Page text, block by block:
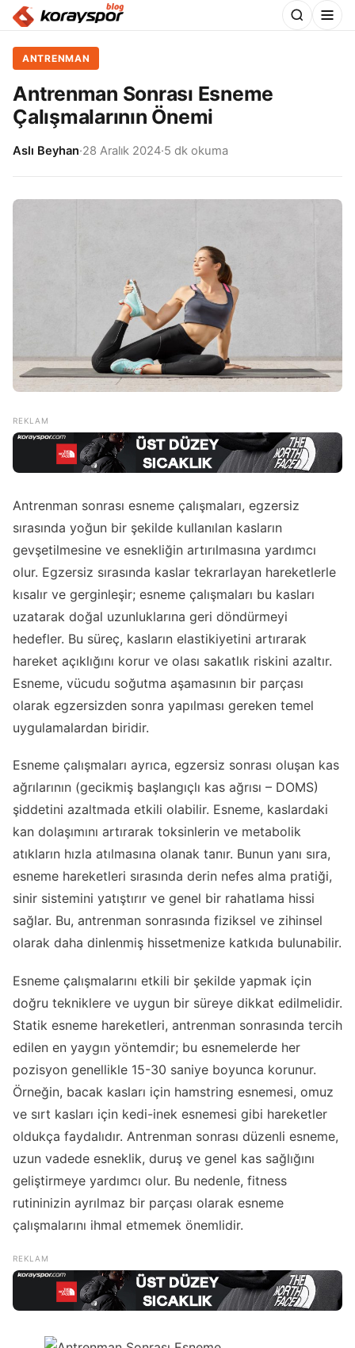
ANTRENMAN
Antrenman Sonrası Esneme
Çalışmalarının Önemi
Aslı Beyhan·28 Aralık 2024·5 dk okuma
Antrenman sonrası esneme çalışmaları, egzersiz
sırasında yoğun bir şekilde kullanılan kasların
gevşetilmesine ve esnekliğin artırılmasına yardımcı
olur. Egzersiz sırasında kaslar tekrarlayan hareketlerle
kısalır ve gerginleşir; esneme çalışmaları bu kasları
uzatarak doğal uzunluklarına geri döndürmeyi
hedefler. Bu süreç, kasların elastikiyetini artırarak
hareket açıklığını korur ve olası sakatlık riskini azaltır.
Esneme, vücudu soğutma aşamasının bir parçası
olarak egzersizden sonra yapılması gereken temel
uygulamalardan biridir.
Esneme çalışmaları ayrıca, egzersiz sonrası oluşan kas
ağrılarının (gecikmiş başlangıçlı kas ağrısı – DOMS)
şiddetini azaltmada etkili olabilir. Esneme, kaslardaki
kan dolaşımını artırarak toksinlerin ve metabolik
atıkların hızla atılmasına olanak tanır. Bunun yanı sıra,
esneme hareketleri sırasında derin nefes alma pratiği,
sinir sistemini yatıştırır ve genel bir rahatlama hissi
sağlar. Bu, antrenman sonrasında fiziksel ve zihinsel
olarak daha dinlenmiş hissetmenize katkıda bulunabilir.
Esneme çalışmalarını etkili bir şekilde yapmak için
doğru tekniklere ve uygun bir süreye dikkat edilmelidir.
Statik esneme hareketleri, antrenman sonrasında tercih
edilen en yaygın yöntemdir; bu esnemelerde her
pozisyon genellikle 15-30 saniye boyunca korunur.
Örneğin, bacak kasları için hamstring esnemesi, omuz
ve sırt kasları için kedi-inek esnemesi gibi hareketler
oldukça faydalıdır. Antrenman sonrası düzenli esneme,
uzun vadede esneklik, duruş ve genel kas sağlığını
geliştirmeye yardımcı olur. Bu nedenle, fitness
rutininizin ayrılmaz bir parçası olarak esneme
çalışmalarını ihmal etmemek önemlidir.